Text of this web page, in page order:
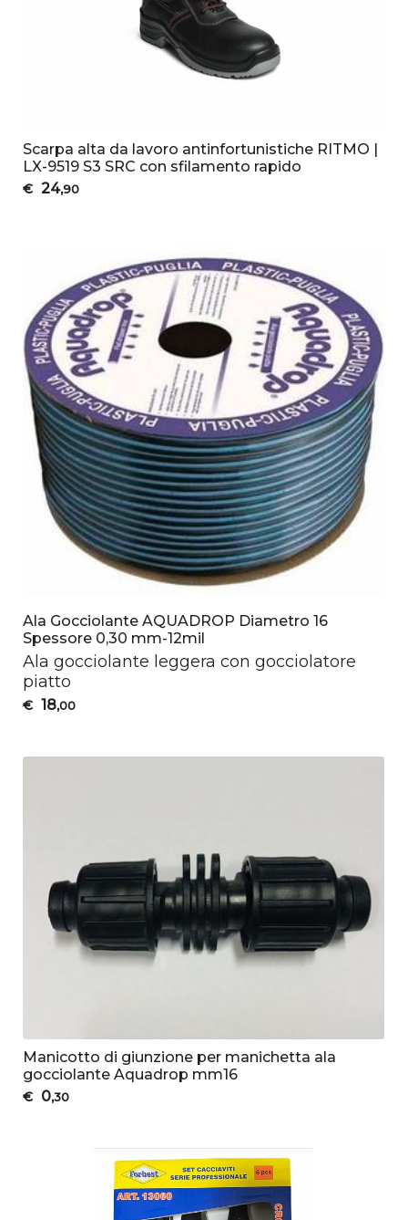
Scarpa alta da lavoro antinfortunistiche RITMO |
LX-9519 S3 SRC con sfilamento rapido
€ 24,90
Ala Gocciolante AQUADROP Diametro 16
Spessore 0,30 mm-12mil
Ala gocciolante leggera con gocciolatore
piatto
€ 18,00
Manicotto di giunzione per manichetta ala
gocciolante Aquadrop mm16
€ 0,30